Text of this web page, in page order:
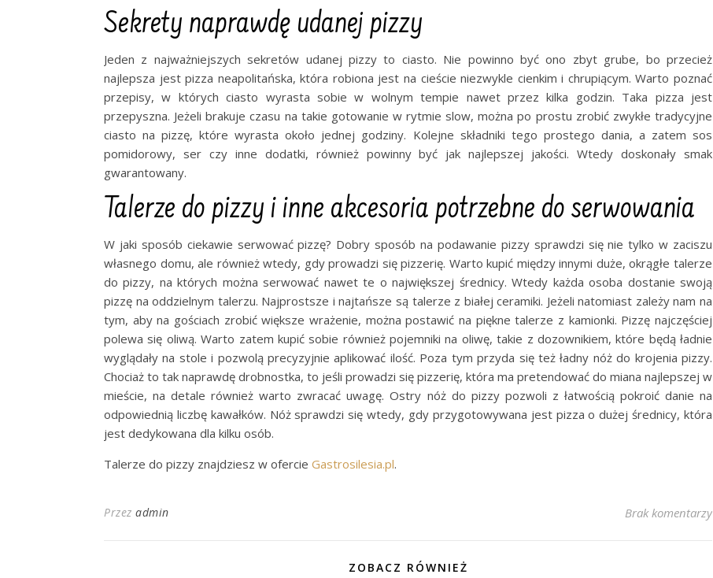
Sekrety naprawdę udanej pizzy
Jeden z najważniejszych sekretów udanej pizzy to ciasto. Nie powinno być ono zbyt grube, bo przecież
najlepsza jest pizza neapolitańska, która robiona jest na cieście niezwykle cienkim i chrupiącym. Warto poznać
przepisy, w których ciasto wyrasta sobie w wolnym tempie nawet przez kilka godzin. Taka pizza jest
przepyszna. Jeżeli brakuje czasu na takie gotowanie w rytmie slow, można po prostu zrobić zwykłe tradycyjne
ciasto na pizzę, które wyrasta około jednej godziny. Kolejne składniki tego prostego dania, a zatem sos
pomidorowy, ser czy inne dodatki, również powinny być jak najlepszej jakości. Wtedy doskonały smak
gwarantowany.
Talerze do pizzy i inne akcesoria potrzebne do serwowania
W jaki sposób ciekawie serwować pizzę? Dobry sposób na podawanie pizzy sprawdzi się nie tylko w zaciszu
własnego domu, ale również wtedy, gdy prowadzi się pizzerię. Warto kupić między innymi duże, okrągłe talerze
do pizzy, na których można serwować nawet te o największej średnicy. Wtedy każda osoba dostanie swoją
pizzę na oddzielnym talerzu. Najprostsze i najtańsze są talerze z białej ceramiki. Jeżeli natomiast zależy nam na
tym, aby na gościach zrobić większe wrażenie, można postawić na piękne talerze z kamionki. Pizzę najczęściej
polewa się oliwą. Warto zatem kupić sobie również pojemniki na oliwę, takie z dozownikiem, które będą ładnie
wyglądały na stole i pozwolą precyzyjnie aplikować ilość. Poza tym przyda się też ładny nóż do krojenia pizzy.
Chociaż to tak naprawdę drobnostka, to jeśli prowadzi się pizzerię, która ma pretendować do miana najlepszej w
mieście, na detale również warto zwracać uwagę. Ostry nóż do pizzy pozwoli z łatwością pokroić danie na
odpowiednią liczbę kawałków. Nóż sprawdzi się wtedy, gdy przygotowywana jest pizza o dużej średnicy, która
jest dedykowana dla kilku osób.
Talerze do pizzy znajdziesz w ofercie Gastrosilesia.pl.
Przez admin Brak komentarzy
ZOBACZ RÓWNIEŻ